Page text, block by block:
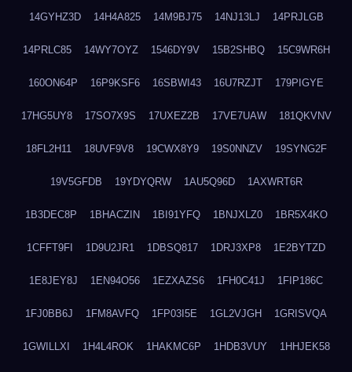
14GYHZ3D 14H4A825 14M9BJ75 14NJ13LJ 14PRJLGB
14PRLC85 14WY7OYZ 1546DY9V 15B2SHBQ 15C9WR6H
160ON64P 16P9KSF6 16SBWI43 16U7RZJT 179PIGYE
17HG5UY8 17SO7X9S 17UXEZ2B 17VE7UAW 181QKVNV
18FL2H11 18UVF9V8 19CWX8Y9 19S0NNZV 19SYNG2F
19V5GFDB 19YDYQRW 1AU5Q96D 1AXWRT6R
1B3DEC8P 1BHACZIN 1BI91YFQ 1BNJXLZ0 1BR5X4KO
1CFFT9FI 1D9U2JR1 1DBSQ817 1DRJ3XP8 1E2BYTZD
1E8JEY8J 1EN94O56 1EZXAZS6 1FH0C41J 1FIP186C
1FJ0BB6J 1FM8AVFQ 1FP03I5E 1GL2VJGH 1GRISVQA
1GWILLXI 1H4L4ROK 1HAKMC6P 1HDB3VUY 1HHJEK58